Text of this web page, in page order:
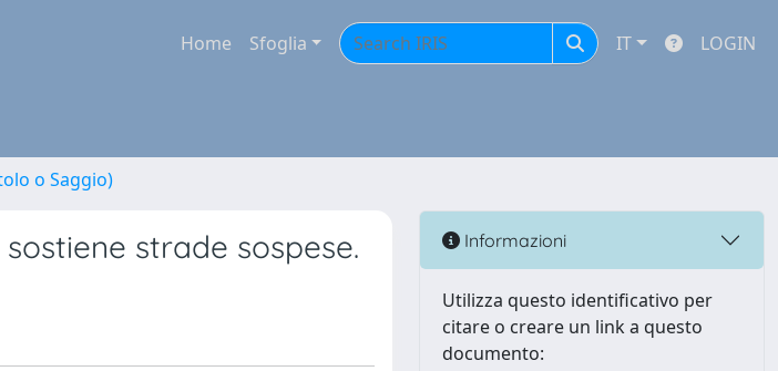
Home Sfoglia IT LOGIN
o Saggio)
strade sospese. Informazioni
Utilizza questo identificativo per
citare o creare un link a questo
documento: